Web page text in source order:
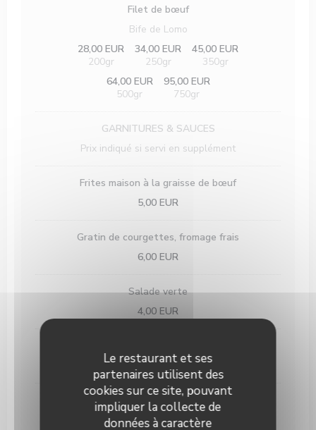
Le restaurant et ses
partenaires utilisent des
cookies sur ce site, pouvant
impliquer la collecte de
données à caractère
Filet de bœuf
Bife de Lomo
28,00 EUR
200gr
34,00 EUR
250gr
45,00 EUR
350gr
64,00 EUR
500gr
95,00 EUR
750gr
GARNITURES & SAUCES
Prix indiqué si servi en supplément
Frites maison à la graisse de bœuf
5,00 EUR
Gratin de courgettes, fromage frais
6,00 EUR
Salade verte
4,00 EUR
6,00 EUR
Sauces maison
Chimichurri / Salsa verde / Mayonnaise / Mayonnaise